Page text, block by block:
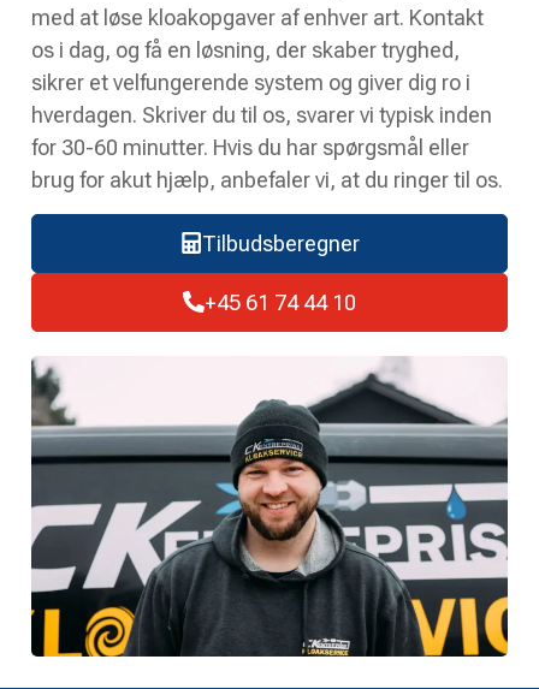
med at løse kloakopgaver af enhver art. Kontakt
os i dag, og få en løsning, der skaber tryghed,
sikrer et velfungerende system og giver dig ro i
hverdagen. Skriver du til os, svarer vi typisk inden
for 30-60 minutter. Hvis du har spørgsmål eller
brug for akut hjælp, anbefaler vi, at du ringer til os.
Tilbudsberegner
+45 61 74 44 10